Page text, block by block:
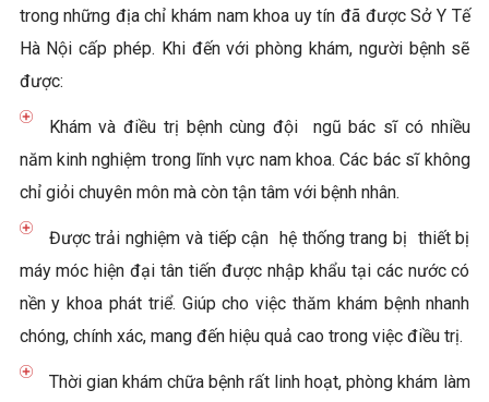
trong những địa chỉ khám nam khoa uy tín đã được Sở Y Tế
Hà Nội cấp phép. Khi đến với phòng khám, người bệnh sẽ
được:
Khám và điều trị bệnh cùng đội ngũ bác sĩ có nhiều
năm kinh nghiệm trong lĩnh vực nam khoa. Các bác sĩ không
chỉ giỏi chuyên môn mà còn tận tâm với bệnh nhân.
Được trải nghiệm và tiếp cận hệ thống trang bị thiết bị
máy móc hiện đại tân tiến được nhập khẩu tại các nước có
nền y khoa phát triể. Giúp cho việc thăm khám bệnh nhanh
chóng, chính xác, mang đến hiệu quả cao trong việc điều trị.
Thời gian khám chữa bệnh rất linh hoạt, phòng khám làm